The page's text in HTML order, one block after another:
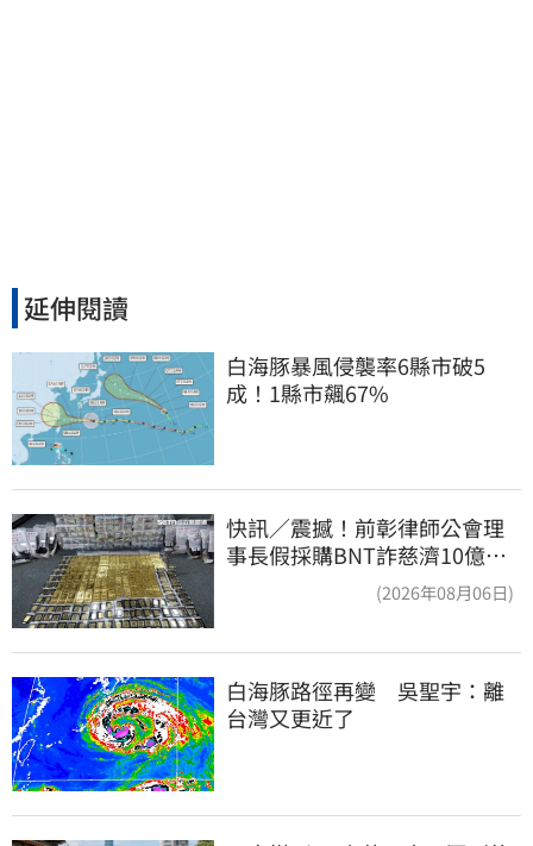
延伸閱讀
白海豚暴風侵襲率6縣市破5
成！1縣市飆67%
快訊／震撼！前彰律師公會理
事長假採購BNT詐慈濟10億、
洗錢囤232kg黃金(2026年08月06日)
白海豚路徑再變　吳聖宇：離
台灣又更近了